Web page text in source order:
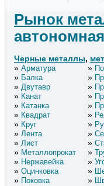
Рынок
Черные металлы,
Арматура
Балка
Двутавр
Канат
Катанка
Квадрат
Круг
Лента
Лист
Металлопрокат
Нержавейка
Оцинковка
Поковка